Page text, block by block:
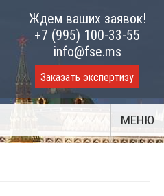
Ждем ваших заявок!
+7 (995) 100-33-55
info@fse.ms
Заказать экспертизу
МЕНЮ